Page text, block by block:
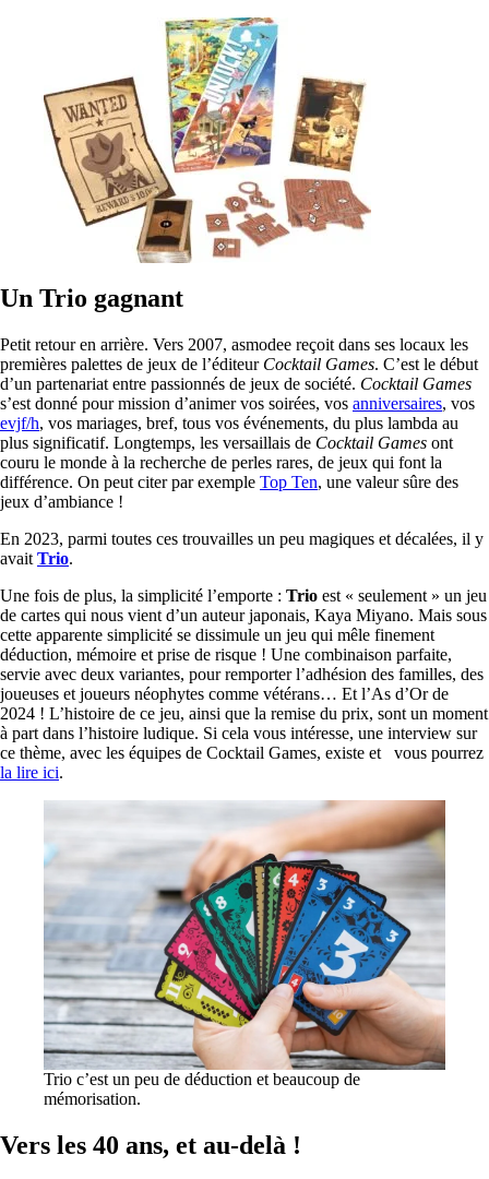
Un Trio gagnant
Petit retour en arrière. Vers 2007, asmodee reçoit dans ses locaux les
premières palettes de jeux de l’éditeur Cocktail Games. C’est le début
d’un partenariat entre passionnés de jeux de société. Cocktail Games
s’est donné pour mission d’animer vos soirées, vos anniversaires, vos
evjf/h, vos mariages, bref, tous vos événements, du plus lambda au
plus significatif. Longtemps, les versaillais de Cocktail Games ont
couru le monde à la recherche de perles rares, de jeux qui font la
différence. On peut citer par exemple Top Ten, une valeur sûre des
jeux d’ambiance !
En 2023, parmi toutes ces trouvailles un peu magiques et décalées, il y
avait Trio.
Une fois de plus, la simplicité l’emporte : Trio est « seulement » un jeu
de cartes qui nous vient d’un auteur japonais, Kaya Miyano. Mais sous
cette apparente simplicité se dissimule un jeu qui mêle finement
déduction, mémoire et prise de risque ! Une combinaison parfaite,
servie avec deux variantes, pour remporter l’adhésion des familles, des
joueuses et joueurs néophytes comme vétérans… Et l’As d’Or de
2024 ! L’histoire de ce jeu, ainsi que la remise du prix, sont un moment
à part dans l’histoire ludique. Si cela vous intéresse, une interview sur
ce thème, avec les équipes de Cocktail Games, existe et vous pourrez
la lire ici.
Trio c’est un peu de déduction et beaucoup de
mémorisation.
Vers les 40 ans, et au-delà !